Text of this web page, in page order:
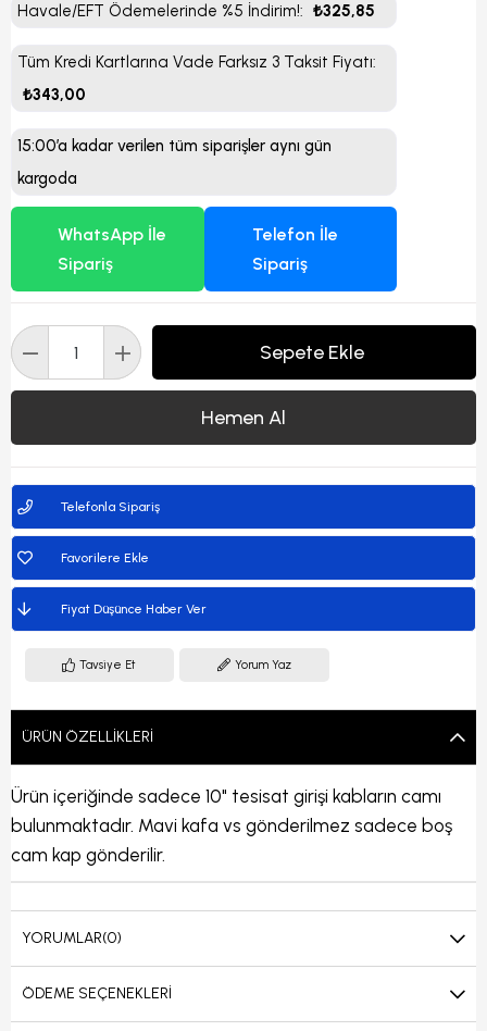
Havale/EFT Ödemelerinde %5 İndirim!: ₺325,85
Tüm Kredi Kartlarına Vade Farksız 3 Taksit Fiyatı:
₺343,00
15:00’a kadar verilen tüm siparişler aynı gün
kargoda
WhatsApp İle
Sipariş
Telefon İle
Sipariş
Telefonla Sipariş
Favorilere Ekle
Fiyat Düşünce Haber Ver
Tavsiye Et Yorum Yaz
ÜRÜN ÖZELLIKLERI
Ürün içeriğinde sadece 10" tesisat girişi kabların camı
bulunmaktadır. Mavi kafa vs gönderilmez sadece boş
cam kap gönderilir.
YORUMLAR(0)
ÖDEME SEÇENEKLERI